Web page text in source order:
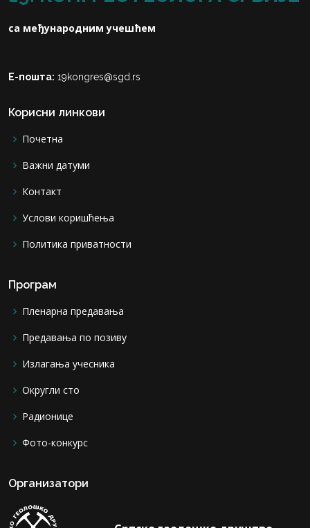
са међународним учешћем
Е-пошта: 19kongres@sgd.rs
Корисни линкови
Почетна
Важни датуми
Контакт
Услови коришћења
Политика приватности
Програм
Пленарна предавања
Предавања по позиву
Излагања учесника
Округли сто
Радионице
Фото-конкурс
Организатори